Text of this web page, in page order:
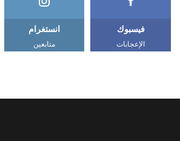
فيسبوك
الإعجابات
انستغرام
متابعين